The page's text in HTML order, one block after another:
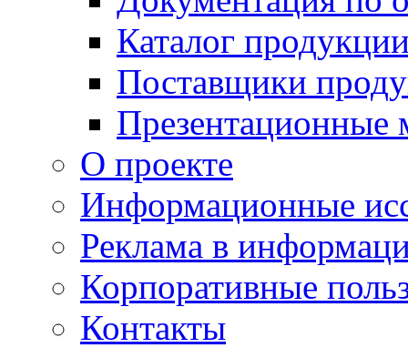
Каталог
Поставщики
Презентационные
О проекте
Информационные
Реклама в
Корпоративные
Контакты